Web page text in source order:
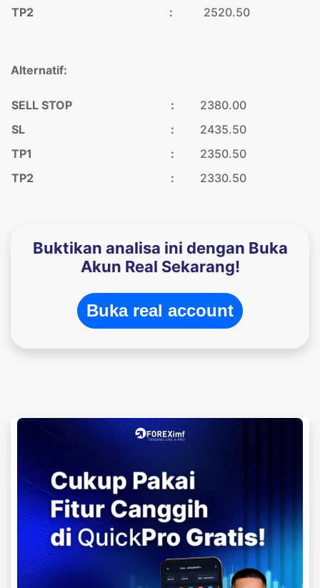
TP2
: 2520.50
Alternatif:
SELL STOP :
2380.00
SL
:
2435.50
TP1
:
2350.50
TP2
: 2330.50
Buktikan analisa ini dengan Buka
Akun Real Sekarang!
Buka real account